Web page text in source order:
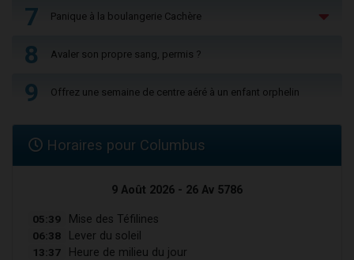
7 Panique à la boulangerie Cachère
8 Avaler son propre sang, permis ?
9 Offrez une semaine de centre aéré à un enfant orphelin
Horaires pour Columbus
9 Août 2026 - 26 Av 5786
05:39 Mise des Téfilines
06:38 Lever du soleil
13:37 Heure de milieu du jour